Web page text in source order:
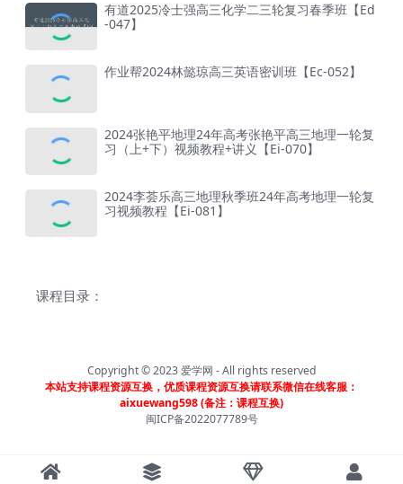
有道2025冷士强高三化学二三轮复习春季班【Ed
-047】
作业帮2024林懿琼高三英语密训班【Ec-052】
2024张艳平地理24年高考张艳平高三地理一轮复
习（上+下）视频教程+讲义【Ei-070】
2024李荟乐高三地理秋季班24年高考地理一轮复
习视频教程【Ei-081】
课程目录：
Copyright © 2023爱学网 - All rights reserved
本站支持课程资源互换，优质课程资源互换请联系微信在线客服：
aixuewang598 (备注：课程互换)
闽ICP备2022077789号